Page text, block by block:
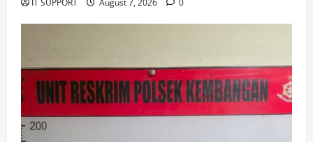
IT SUPPORT August 7, 2026 0